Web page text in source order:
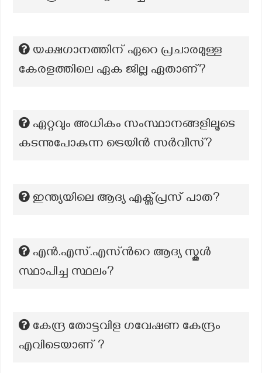
യക്ഷഗാനത്തിന് ഏറെ പ്രചാരമുള്ള
കേരളത്തിലെ ഏക ജില്ല ഏതാണ്?
ഏറ്റവും അധികം സംസ്ഥാനങ്ങളിലൂടെ
കടന്നുപോകുന്ന ട്രെയിൻ സർവീസ്?
ഇന്ത്യയിലെ ആദ്യ എക്സ്പ്രസ് പാത?
എൻ.എസ്.എസ്ന്‍റെ ആദ്യ സ്കൂൾ
സ്ഥാപിച്ച സ്ഥലം?
കേന്ദ്ര തോട്ടവിള ഗവേഷണ കേന്ദ്രം
എവിടെയാണ് ?